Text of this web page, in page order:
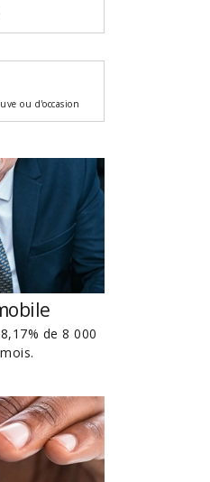
ou d'occasion
de 8 000